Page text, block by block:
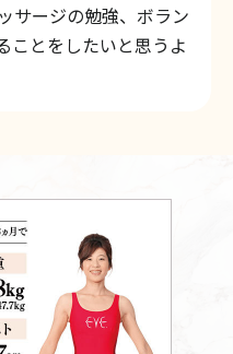
サージの勉強、ボラン
ことをしたいと思うよ